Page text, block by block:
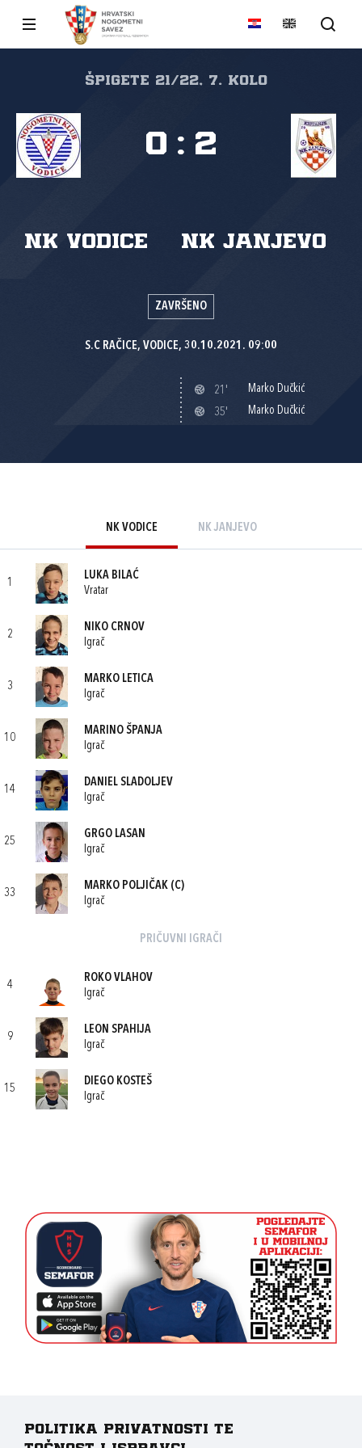
ŠPIGETE 21/22, 7. kolo
NK Vodice NK Janjevo
0 : 2
ZAVRŠENO
S.C RAČICE, VODICE, 30.10.2021. 09:00
21'
Marko Dučkić
35'
Marko Dučkić
NK VODICE NK JANJEVO
1
LUKA BILAĆ
Vratar
2
NIKO CRNOV
Igrač
3
MARKO LETICA
Igrač
10
MARINO ŠPANJA
Igrač
14
DANIEL SLADOLJEV
Igrač
25
GRGO LASAN
Igrač
33
MARKO POLJIČAK (C)
Igrač
PRIČUVNI IGRAČI
4
ROKO VLAHOV
Igrač
9
LEON SPAHIJA
Igrač
15
DIEGO KOSTEŠ
Igrač
Politika privatnosti te